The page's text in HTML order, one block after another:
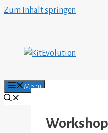
Zum Inhalt springen
Menü
Workshop